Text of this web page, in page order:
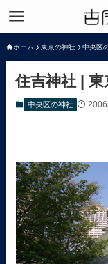
ホーム 東京の神社 中央区
住吉神社 |
中央区の神社